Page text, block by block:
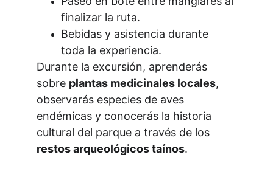
finalizar la ruta.
Bebidas y asistencia durante
toda la experiencia.
Durante la excursión, aprenderás
sobre plantas medicinales locales,
observarás especies de aves
endémicas y conocerás la historia
cultural del parque a través de los
restos arqueológicos taínos.